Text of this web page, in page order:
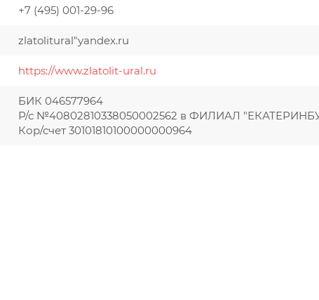
+7 (495) 001-29-96
zlatolitural"yandex.ru
https://www.zlatolit-ural.ru
БИК 046577964
Р/с №40802810338050002562 в ФИЛИАЛ
Кор/счет 30101810100000000964